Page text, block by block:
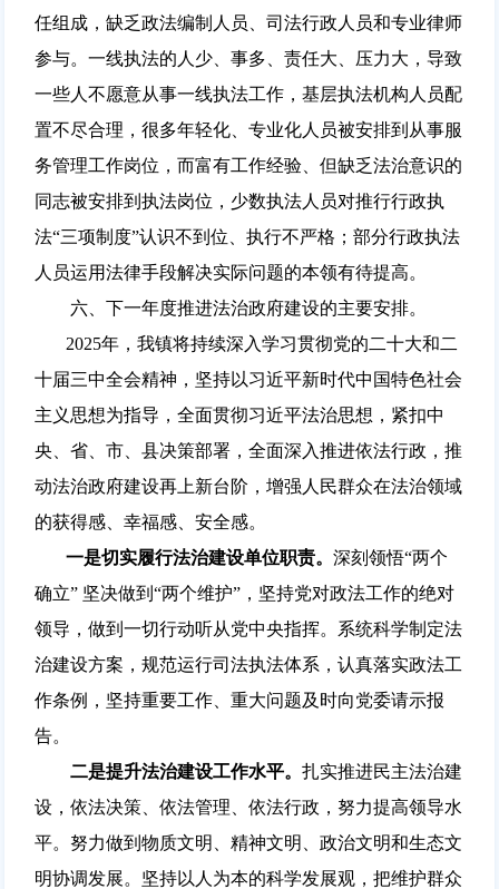
任组成，缺乏政法编制人员、司法行政人员和专业律师
参与。一线执法的人少、事多、责任大、压力大，导致
一些人不愿意从事一线执法工作，基层执法机构人员配
置不尽合理，很多年轻化、专业化人员被安排到从事服
务管理工作岗位，而富有工作经验、但缺乏法治意识的
同志被安排到执法岗位，少数执法人员对推行行政执
法“三项制度”认识不到位、执行不严格；部分行政执法
人员运用法律手段解决实际问题的本领有待提高。
六、下一年度推进法治政府建设的主要安排。
2025年，我镇将持续深入学习贯彻党的二十大和二
十届三中全会精神，坚持以习近平新时代中国特色社会
主义思想为指导，全面贯彻习近平法治思想，紧扣中
央、省、市、县决策部署，全面深入推进依法行政，推
动法治政府建设再上新台阶，增强人民群众在法治领域
的获得感、幸福感、安全感。
一是切实履行法治建设单位职责。 深刻领悟“两个
确立” 坚决做到“两个维护”，坚持党对政法工作的绝对
领导，做到一切行动听从党中央指挥。系统科学制定法
治建设方案，规范运行司法执法体系，认真落实政法工
作条例，坚持重要工作、重大问题及时向党委请示报
告。
二是提升法治建设工作水平。 扎实推进民主法治建
设，依法决策、依法管理、依法行政，努力提高领导水
平。努力做到物质文明、精神文明、政治文明和生态文
明协调发展。坚持以人为本的科学发展观，把维护群众